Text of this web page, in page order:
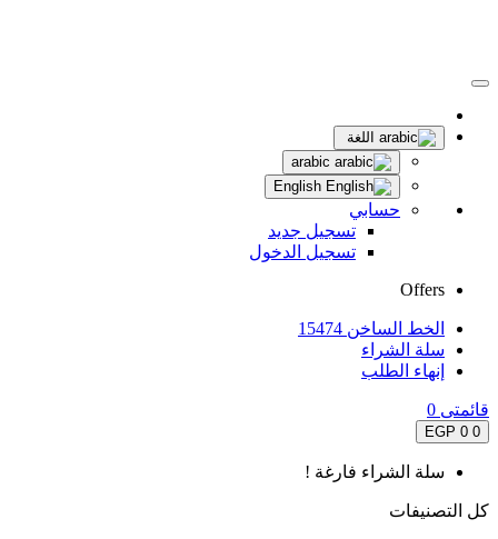
اللغة
حسابي
تسجيل جديد
تسجيل الدخول
Offers
الخط الساخن 15474
سلة الشراء
إنهاء الطلب
قائمتى 0
0
0 EGP
سلة الشراء فارغة !
كل التصنيفات